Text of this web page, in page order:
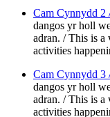
Cam Cynnydd 2
dangos yr holl
adran. / This is
activities
Cam Cynnydd 3
dangos yr holl
adran. / This is
activities